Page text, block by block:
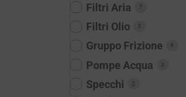
Filtri Aria 7
Filtri Olio 2
Gruppo Frizione 6
Pompe Acqua 2
Specchi 2